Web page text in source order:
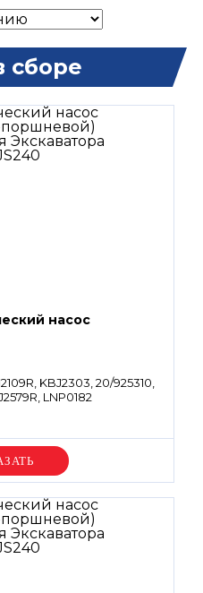
сборе
насос
KBJ2303, 20/925310,
LNP0182
цену